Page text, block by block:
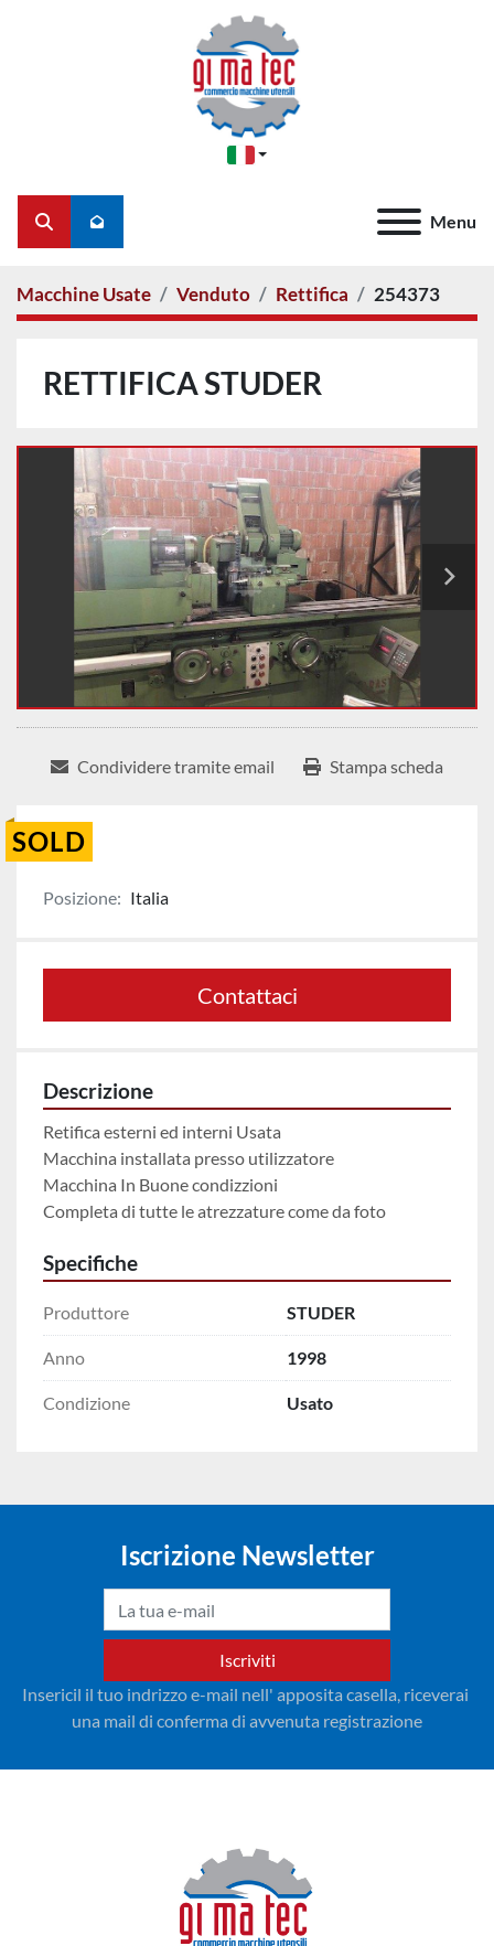
Menu
Cerca
Macchine Usate Venduto Rettifica 254373
RETTIFICA STUDER
Condividere tramite email Stampa scheda
SOLD
Posizione: Italia
Contattaci
Descrizione
Retifica esterni ed interni Usata
Macchina installata presso utilizzatore
Macchina In Buone condizzioni
Completa di tutte le atrezzature come da foto
Specifiche
Produttore STUDER
Anno 1998
Condizione Usato
Iscrizione Newsletter
Iscriviti
Insericil il tuo indrizzo e-mail nell' apposita casella, riceverai
una mail di conferma di avvenuta registrazione